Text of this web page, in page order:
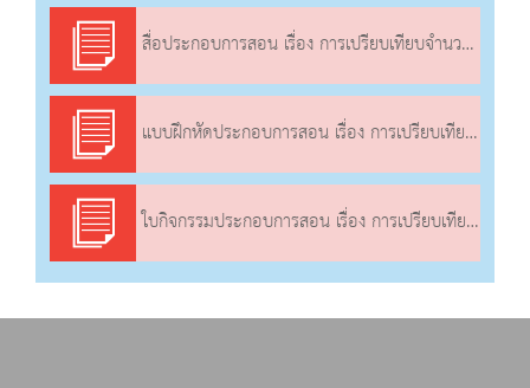
สื่อประกอบการสอน เรื่อง การเปรียบเทียบจำนวนนับไม่เกิน 1,000 ที่มีจำนวนหลักเท่ากัน โดยใช้เครื่องหมาย > หรือ < (เลขโดดในหลักร้อยเท่ากันและ ไม่เท่ากัน)
แบบฝึกหัดประกอบการสอน เรื่อง การเปรียบเทียบจำนวนนับไม่เกิน 1,000 ที่มีจำนวนหลักเท่ากัน โดยใช้เครื่องหมาย > หรือ < (เลขโดดในหลักร้อยเท่ากันและ ไม่เท่ากัน)
ใบกิจกรรมประกอบการสอน เรื่อง การเปรียบเทียบจำนวนนับไม่เกิน 1,000 ที่มีจำนวนหลักเท่ากัน โดยใช้เครื่องหมาย > หรือ < (เลขโดดในหลักร้อยเท่ากันและ ไม่เท่ากัน)